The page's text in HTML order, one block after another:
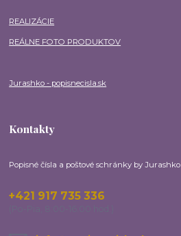
REALIZÁCIE
REÁLNE FOTO PRODUKTOV
Jurashko - popisnecisla.sk
Kontakty
Popisné čísla a poštové schránky by Jurashko
+421 917 735 336